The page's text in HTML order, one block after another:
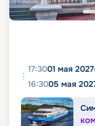
17:3001 мая 2027
16:3005 мая